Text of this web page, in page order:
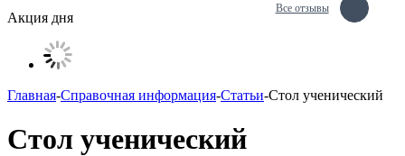
Все отзывы
Акция дня
Главная-Справочная информация-Статьи-Стол ученический
Стол ученический